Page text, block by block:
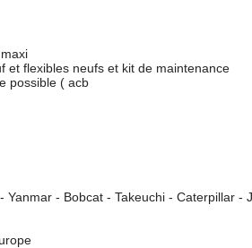
et flexibles neufs et kit de maintenance
possible ( acb
- Bobcat - Takeuchi - Caterpillar